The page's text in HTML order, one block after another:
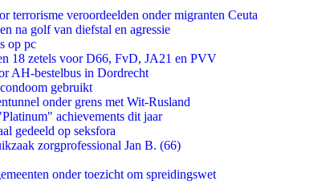
terrorisme veroordeelden onder migranten Ceuta
na golf van diefstal en agressie
op pc
18 zetels voor D66, FvD, JA21 en PVV
AH-bestelbus in Dordrecht
gebruikt
onder grens met Wit-Rusland
achievements dit jaar
gedeeld op seksfora
zorgprofessional Jan B. (66)
onder toezicht om spreidingswet